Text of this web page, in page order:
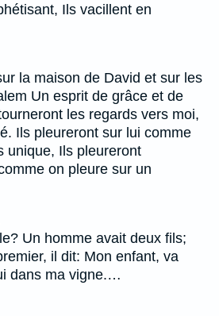
Ils vacillent en
la maison de David et sur les
Un esprit de grâce et de
les regards vers moi,
Ils pleureront sur lui comme
unique, Ils pleureront
on pleure sur un
Un homme avait deux fils;
il dit: Mon enfant, va
dans ma vigne.…